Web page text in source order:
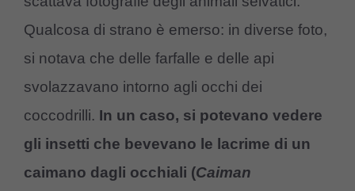
Qualcosa di strano è emerso: in diverse foto,
si notava che delle farfalle e delle api
svolazzavano intorno agli occhi dei
coccodrilli. In un caso, si potevano vedere
gli insetti che bevevano le lacrime di un
caimano dagli occhiali (Caiman